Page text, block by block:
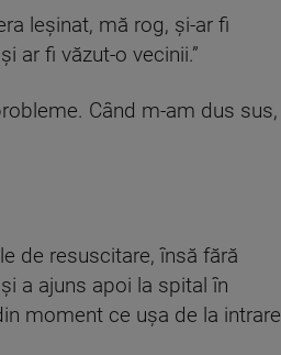
leșinat, mă rog, și-ar fi
ar fi văzut-o vecinii.”
Când m-am dus sus,
de resuscitare, însă fără
a ajuns apoi la spital în
moment ce ușa de la intrare